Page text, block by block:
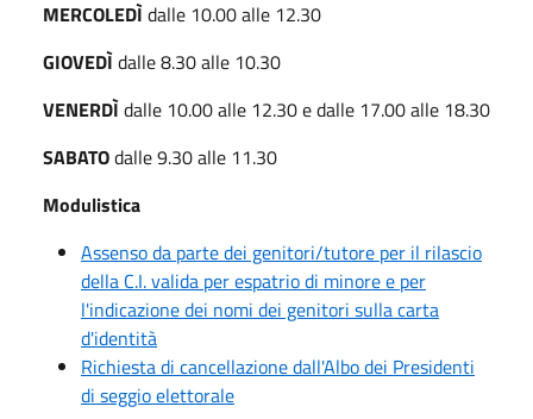
MERCOLEDÌdalle 10.00 alle 12.30
GIOVEDÌdalle 8.30 alle 10.30
VENERDÌdalle 10.00 alle 12.30 e dalle 17.00 alle 18.30
SABATOdalle 9.30 alle 11.30
Modulistica
Assenso da parte dei genitori/tutore per il rilascio
della C.I. valida per espatrio di minore e per
l'indicazione dei nomi dei genitori sulla carta
d'identità
Richiesta di cancellazione dall'Albo dei Presidenti
di seggio elettorale